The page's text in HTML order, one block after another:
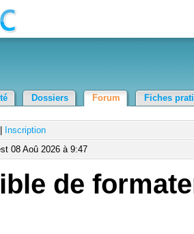
Dossiers Forum Fiches
Inscription
08 Aoû 2026 à 9:47
de